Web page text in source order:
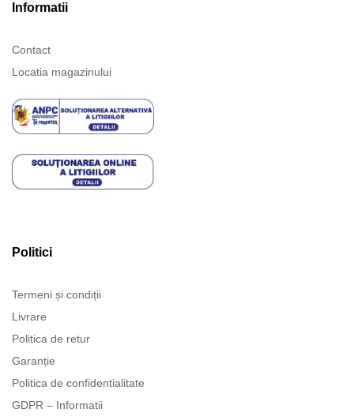
Informatii
Contact
Locatia magazinului
Politici
Termeni și condiții
Livrare
Politica de retur
Garanție
Politica de confidentialitate
GDPR – Informatii